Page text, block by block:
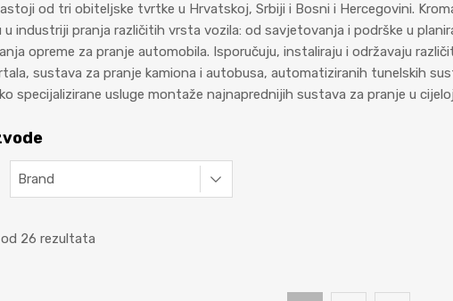
od tri obiteljske tvrtke u Hrvatskoj, Srbiji i Bosni i Hercegovini.
u industriji pranja različitih vrsta vozila: od savjetovanja i podrške u
opreme za pranje automobila. Isporučuju, instaliraju i održavaju
sustava za pranje kamiona i autobusa, automatiziranih tunelskih
specijalizirane usluge montaže najnaprednijih sustava za pranje u
Brand
od 26 rezultata